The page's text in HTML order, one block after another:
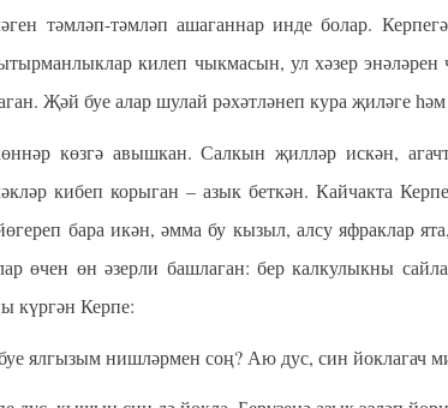
тәмләп-тәмләп ашаганнар инде болар.
килеп чыкмасын, ул хәзер
Җәй буе алар шулай рәхәтләнеп кура җиләге
көзгә авышкан. Салкын җилләр искән,
кибеп корыган – азык беткән. Кайчакта
бара икән, әмма бу кызыл, алсу яфраклар
өчен өн әзерли башлаган: бер калкулыкны
күргән Керпе:
ялгызым нишләрмен соң? Аю дус, син йоклагач